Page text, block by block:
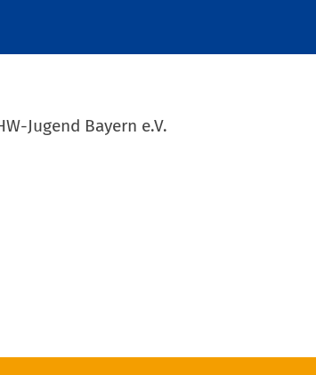
Jugend Bayern e.V.